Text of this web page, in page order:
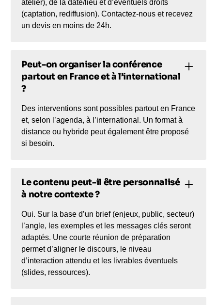
atelier), de la date/lieu et d’éventuels droits
(captation, rediffusion). Contactez-nous et recevez
un devis en moins de 24h.
Peut-on organiser la conférence
partout en France et à l’international
?
Des interventions sont possibles partout en France
et, selon l’agenda, à l’international. Un format à
distance ou hybride peut également être proposé
si besoin.
Le contenu peut-il être personnalisé
à notre contexte ?
Oui. Sur la base d’un brief (enjeux, public, secteur)
l’angle, les exemples et les messages clés seront
adaptés. Une courte réunion de préparation
permet d’aligner le discours, le niveau
d’interaction attendu et les livrables éventuels
(slides, ressources).